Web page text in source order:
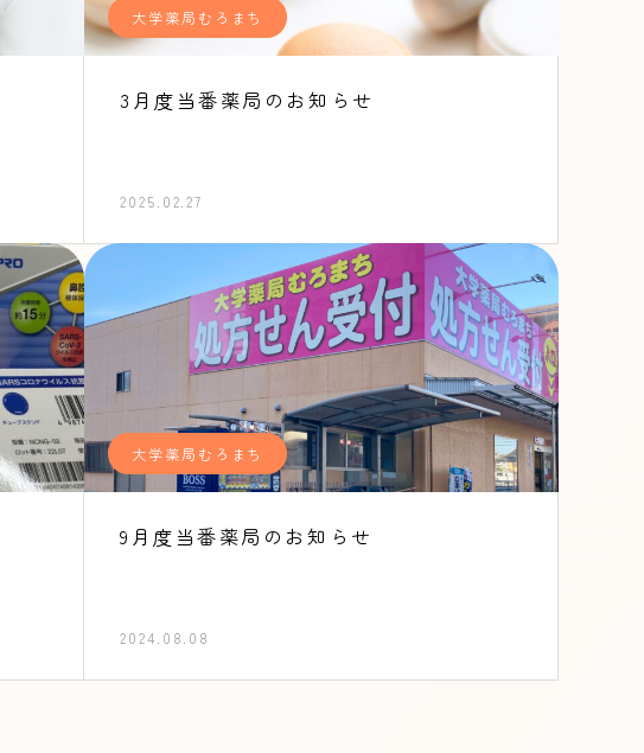
大学薬局むろまち
3月度当番薬局のお知らせ
2025.02.27
大学薬局むろまち
9月度当番薬局のお知らせ
2024.08.08